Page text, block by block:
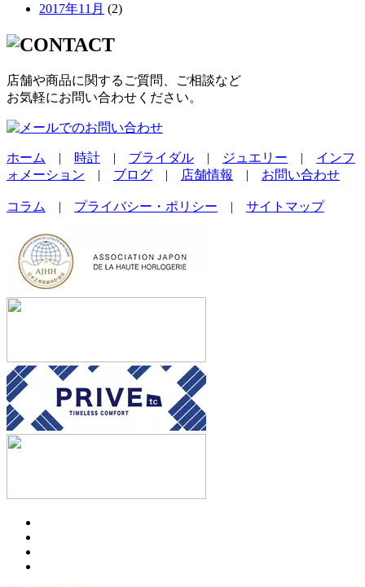
2017年11月 (2)
店舗や商品に関するご質問、ご相談など
お気軽にお問い合わせください。
ホーム | 時計 | ブライダル | ジュエリー | インフ
ォメーション | ブログ | 店舗情報 | お問い合わせ
コラム | プライバシー・ポリシー | サイトマップ